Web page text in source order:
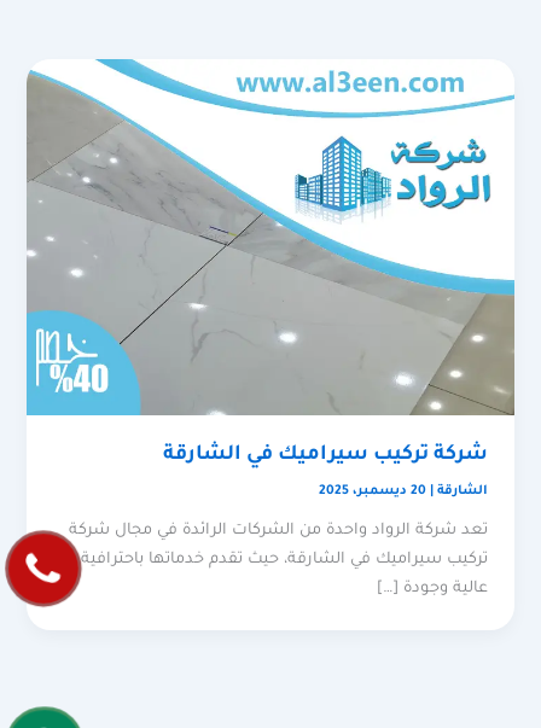
شركة تركيب سيراميك في الشارقة
الشارقة |20 ديسمبر، 2025
تعد شركة الرواد واحدة من الشركات الرائدة في مجال شركة
تركيب سيراميك في الشارقة، حيث تقدم خدماتها باحترافية
عالية وجودة […]